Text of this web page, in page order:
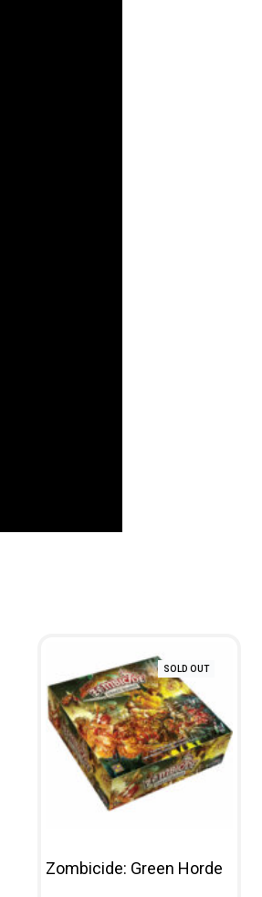
SOLD OUT
Zombicide: Green Horde